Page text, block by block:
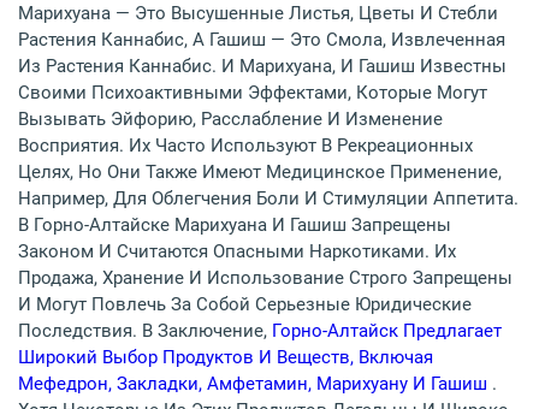
Марихуана — Это Высушенные Листья, Цветы И Стебли
Растения Каннабис, А Гашиш — Это Смола, Извлеченная
Из Растения Каннабис. И Марихуана, И Гашиш Известны
Своими Психоактивными Эффектами, Которые Могут
Вызывать Эйфорию, Расслабление И Изменение
Восприятия. Их Часто Используют В Рекреационных
Целях, Но Они Также Имеют Медицинское Применение,
Например, Для Облегчения Боли И Стимуляции Аппетита.
В Горно-Алтайске Марихуана И Гашиш Запрещены
Законом И Считаются Опасными Наркотиками. Их
Продажа, Хранение И Использование Строго Запрещены
И Могут Повлечь За Собой Серьезные Юридические
Последствия. В Заключение, Горно-Алтайск Предлагает
Широкий Выбор Продуктов И Веществ, Включая
Мефедрон, Закладки, Амфетамин, Марихуану И Гашиш .